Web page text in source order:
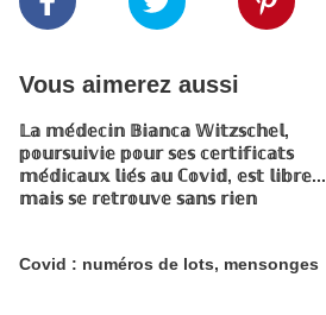
Vous aimerez aussi
𝕃𝕒 𝕞𝕖́𝕕𝕖𝕔𝕚𝕟 𝔹𝕚𝕒𝕟𝕔𝕒 𝕎𝕚𝕥𝕫𝕤𝕔𝕙𝕖𝕝,
𝕡𝕠𝕦𝕣𝕤𝕦𝕚𝕧𝕚𝕖 𝕡𝕠𝕦𝕣 𝕤𝕖𝕤 𝕔𝕖𝕣𝕥𝕚𝕗𝕚𝕔𝕒𝕥𝕤
𝕞𝕖́𝕕𝕚𝕔𝕒𝕦𝕩 𝕝𝕚𝕖́𝕤 𝕒𝕦 ℂ𝕠𝕧𝕚𝕕, 𝕖𝕤𝕥 𝕝𝕚𝕓𝕣𝕖...
𝕞𝕒𝕚𝕤 𝕤𝕖 𝕣𝕖𝕥𝕣𝕠𝕦𝕧𝕖 𝕤𝕒𝕟𝕤 𝕣𝕚𝕖𝕟
Covid : numéros de lots, mensonges